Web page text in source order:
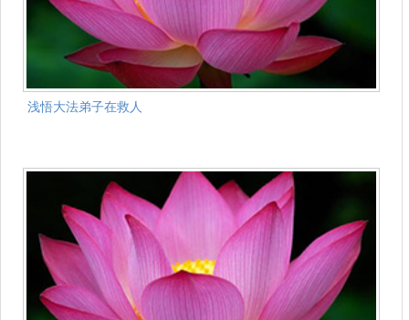
浅悟大法弟子在救人